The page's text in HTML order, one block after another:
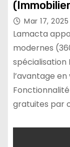
Mar 17, 2025
Lamacta
modernes
spécialisation
l’avantage
gratuites par